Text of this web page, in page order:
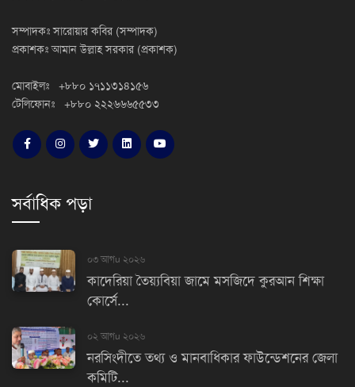
সম্পাদকঃ সারোয়ার কবির (সম্পাদক)
প্রকাশকঃ আমান উল্লাহ সরকার (প্রকাশক)
মোবাইলঃ +৮৮০ ১৭১১৩১৪১৫৬
টেলিফোনঃ +৮৮০ ২২২৬৬৬৫৫৩৩
সর্বাধিক পড়া
০৩ আগu ২০২৬
কাদেরিয়া তৈয়্যবিয়া জামে মসজিদে কুরআন শিক্ষা
কোর্সে...
০২ আগu ২০২৬
নরসিংদীতে তথ্য ও মানবাধিকার ফাউন্ডেশনের জেলা
কমিটি...